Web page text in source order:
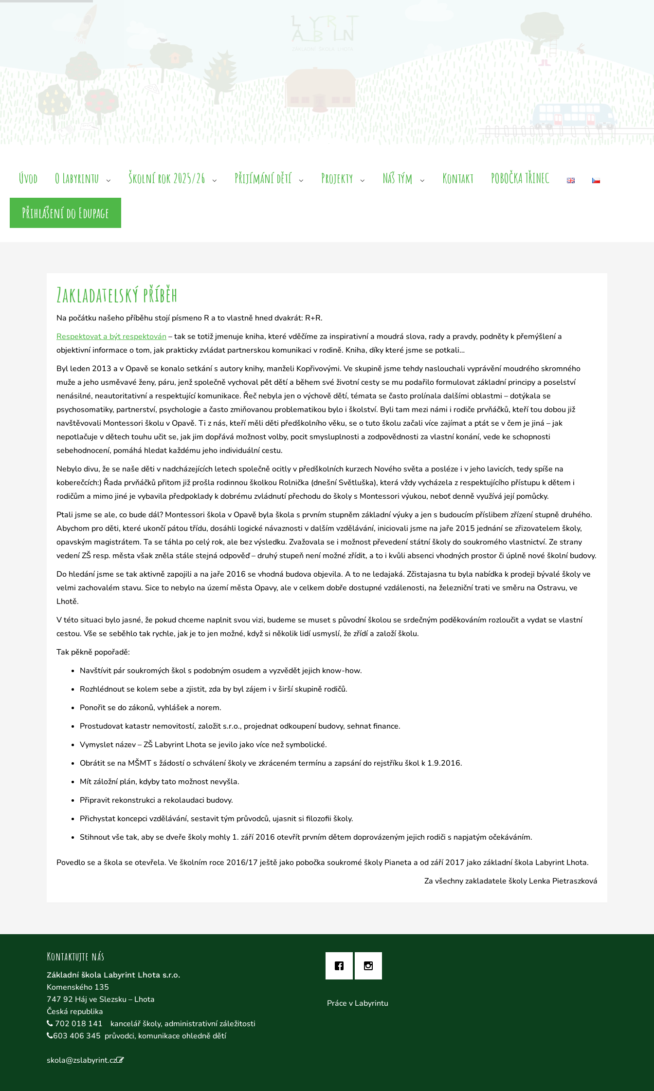
Přeskočit
Úvod O Labyrintu Školní rok 2025/26 Přijímání dětí Projekty Náš tým Kontakt POBOČKA TŘINEC
Přihlášení do Edupage
Zakladatelský příběh
Na počátku našeho příběhu stojí písmeno R a to vlastně hned dvakrát: R+R.
Respektovat a být respektován – tak se totiž jmenuje kniha, které vděčíme za inspirativní a moudrá slova, rady a pravdy, podněty k přemýšlení a
objektivní informace o tom, jak prakticky zvládat partnerskou komunikaci v rodině. Kniha, díky které jsme se potkali…
Byl leden 2013 a v Opavě se konalo setkání s autory knihy, manželi Kopřivovými. Ve skupině jsme tehdy naslouchali vyprávění moudrého skromného
muže a jeho usměvavé ženy, páru, jenž společně vychoval pět dětí a během své životní cesty se mu podařilo formulovat základní principy a poselství
nenásilné, neautoritativní a respektující komunikace. Řeč nebyla jen o výchově dětí, témata se často prolínala dalšími oblastmi – dotýkala se
psychosomatiky, partnerství, psychologie a často zmiňovanou problematikou bylo i školství. Byli tam mezi námi i rodiče prvňáčků, kteří tou dobou již
navštěvovali Montessori školu v Opavě. Ti z nás, kteří měli děti předškolního věku, se o tuto školu začali více zajímat a ptát se v čem je jiná – jak
nepotlačuje v dětech touhu učit se, jak jim dopřává možnost volby, pocit smysluplnosti a zodpovědnosti za vlastní konání, vede ke schopnosti
sebehodnocení, pomáhá hledat každému jeho individuální cestu.
Nebylo divu, že se naše děti v nadcházejících letech společně ocitly v předškolních kurzech Nového světa a posléze i v jeho lavicích, tedy spíše na
koberečcích:) Řada prvňáčků přitom již prošla rodinnou školkou Rolnička (dnešní Světluška), která vždy vycházela z respektujícího přístupu k dětem i
rodičům a mimo jiné je vybavila předpoklady k dobrému zvládnutí přechodu do školy s Montessori výukou, neboť denně využívá její pomůcky.
Ptali jsme se ale, co bude dál? Montessori škola v Opavě byla škola s prvním stupněm základní výuky a jen s budoucím příslibem zřízení stupně druhého.
Abychom pro děti, které ukončí pátou třídu, dosáhli logické návaznosti v dalším vzdělávání, iniciovali jsme na jaře 2015 jednání se zřizovatelem školy,
opavským magistrátem. Ta se táhla po celý rok, ale bez výsledku. Zvažovala se i možnost převedení státní školy do soukromého vlastnictví. Ze strany
vedení ZŠ resp. města však zněla stále stejná odpověď – druhý stupeň není možné zřídit, a to i kvůli absenci vhodných prostor či úplně nové školní budovy.
Do hledání jsme se tak aktivně zapojili a na jaře 2016 se vhodná budova objevila. A to ne ledajaká. Zčistajasna tu byla nabídka k prodeji bývalé školy ve
velmi zachovalém stavu. Sice to nebylo na území města Opavy, ale v celkem dobře dostupné vzdálenosti, na železniční trati ve směru na Ostravu, ve
Lhotě.
V této situaci bylo jasné, že pokud chceme naplnit svou vizi, budeme se muset s původní školou se srdečným poděkováním rozloučit a vydat se vlastní
cestou. Vše se seběhlo tak rychle, jak je to jen možné, když si několik lidí usmyslí, že zřídí a založí školu.
Tak pěkně popořadě:
Navštívit pár soukromých škol s podobným osudem a vyzvědět jejich know-how.
Rozhlédnout se kolem sebe a zjistit, zda by byl zájem i v širší skupině rodičů.
Ponořit se do zákonů, vyhlášek a norem.
Prostudovat katastr nemovitostí, založit s.r.o., projednat odkoupení budovy, sehnat finance.
Vymyslet název – ZŠ Labyrint Lhota se jevilo jako více než symbolické.
Obrátit se na MŠMT s žádostí o schválení školy ve zkráceném termínu a zapsání do rejstříku škol k 1.9.2016.
Mít záložní plán, kdyby tato možnost nevyšla.
Připravit rekonstrukci a rekolaudaci budovy.
Přichystat koncepci vzdělávání, sestavit tým průvodců, ujasnit si filozofii školy.
Stihnout vše tak, aby se dveře školy mohly 1. září 2016 otevřít prvním dětem doprovázeným jejich rodiči s napjatým očekáváním.
Povedlo se a škola se otevřela. Ve školním roce 2016/17 ještě jako pobočka soukromé školy Pianeta a od září 2017 jako základní škola Labyrint Lhota.
Za všechny zakladatele školy Lenka Pietraszková
Kontaktujte nás
Základní škola Labyrint Lhota s.r.o.
Komenského 135
747 92 Háj ve Slezsku – Lhota
Česká republika
702 018 141
kancelář školy, administrativní záležitosti
603 406 345 průvodci, komunikace ohledně dětí
skola@zslabyrint.cz
Práce v Labyrintu